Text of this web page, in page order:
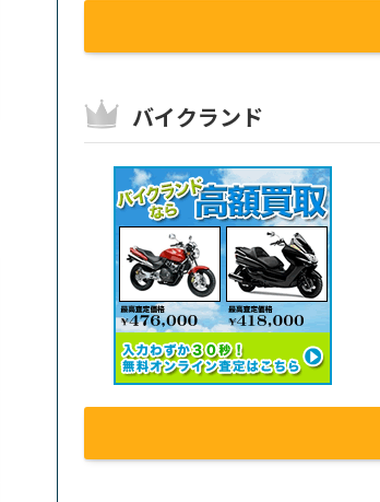
バイクランド